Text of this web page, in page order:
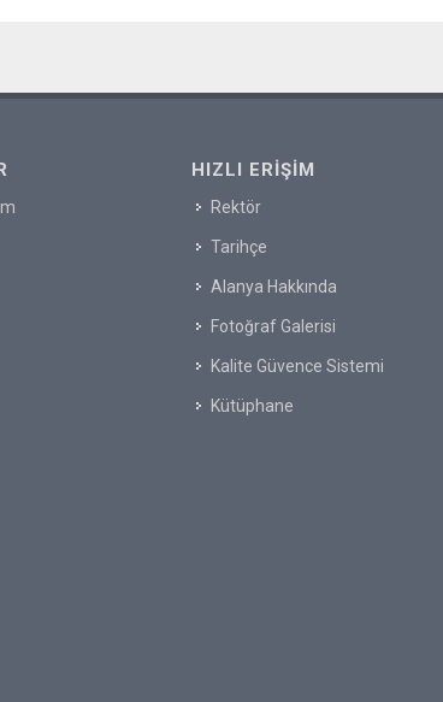
HIZLI ERIŞIM
Rektör
Tarihçe
Alanya Hakkında
Fotoğraf Galerisi
Kalite Güvence Sistemi
Kütüphane